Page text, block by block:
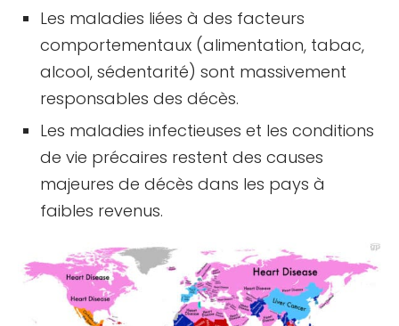
Les maladies liées à des facteurs
comportementaux (alimentation, tabac,
alcool, sédentarité) sont massivement
responsables des décès.
Les maladies infectieuses et les conditions
de vie précaires restent des causes
majeures de décès dans les pays à
faibles revenus.